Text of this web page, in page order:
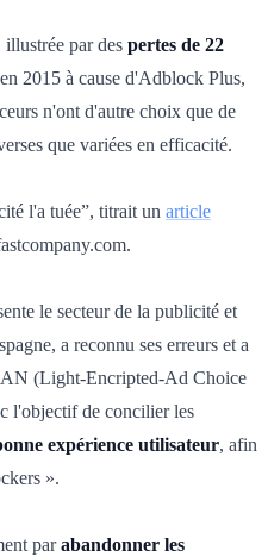
illustrée par des pertes de 22
2015 à cause d'Adblock Plus,
n'ont d'autre choix que de
que variées en efficacité.
l'a tuée”, titrait un article
le secteur de la publicité et
a reconnu ses erreurs et a
(Light-Encripted-Ad Choice
l'objectif de concilier les
expérience utilisateur, afin
».
parabandonner les